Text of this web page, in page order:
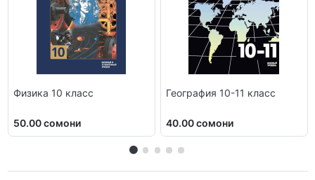
Физика 10 класс
50.00 сомони
География 10-11 класс
40.00 сомони